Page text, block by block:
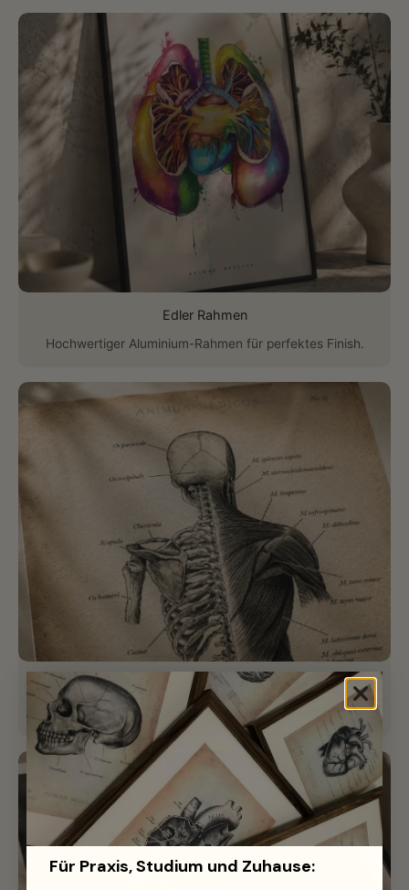
Edler Rahmen
Hochwertiger Aluminium-Rahmen für perfektes Finish.
Anatomisch korrekt
Mit Ärzten gemeinsam jedes Detail ausgearbeitet.
Für Praxis, Studium und Zuhause: